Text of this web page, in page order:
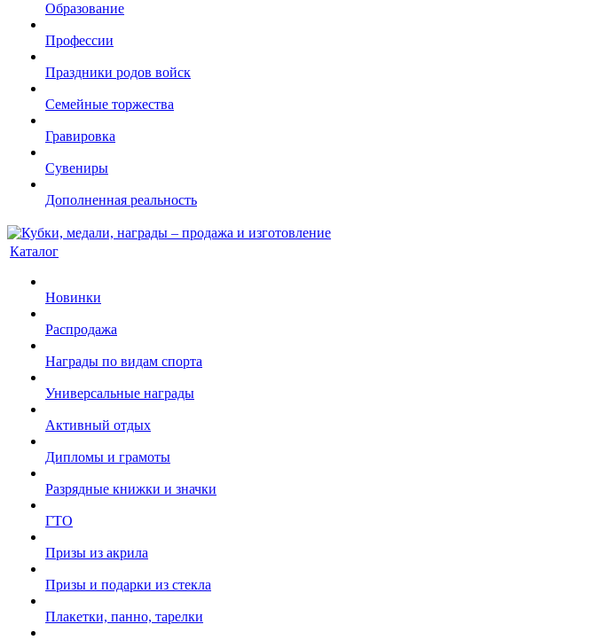
Образование
Профессии
Праздники родов войск
Семейные торжества
Гравировка
Сувениры
Дополненная реальность
Каталог
Новинки
Распродажа
Награды по видам спорта
Универсальные награды
Активный отдых
Дипломы и грамоты
Разрядные книжки и значки
ГТО
Призы из акрила
Призы и подарки из стекла
Плакетки, панно, тарелки